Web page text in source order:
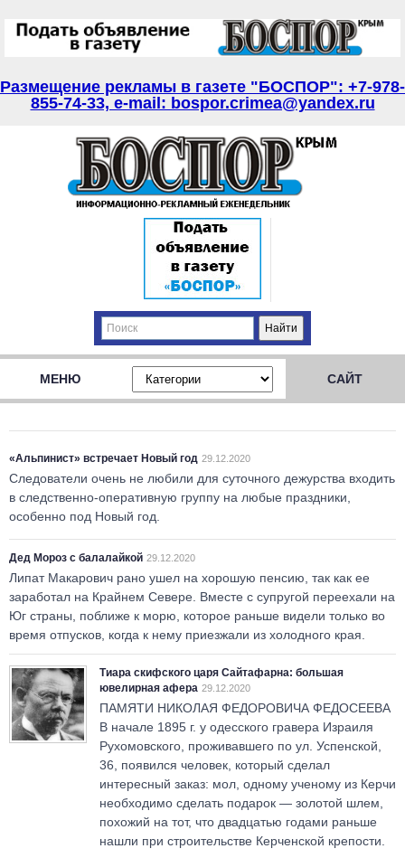
Размещение рекламы в газете "БОСПОР": +7-978-
855-74-33, e-mail: bospor.crimea@yandex.ru
МЕНЮ САЙТ
«Альпинист» встречает Новый год 29.12.2020
Следователи очень не любили для суточного дежурства входить
в следственно-оперативную группу на любые праздники,
особенно под Новый год.
Дед Мороз с балалайкой 29.12.2020
Липат Макарович рано ушел на хорошую пенсию, так как ее
заработал на Крайнем Севере. Вместе с супругой переехали на
Юг страны, поближе к морю, которое раньше видели только во
время отпусков, когда к нему приезжали из холодного края.
Тиара скифского царя Сайтафарна: большая
ювелирная афера 29.12.2020
ПАМЯТИ НИКОЛАЯ ФЕДОРОВИЧА ФЕДОСЕЕВА
В начале 1895 г. у одесского гравера Израиля
Рухомовского, проживавшего по ул. Успенской,
36, появился человек, который сделал
интересный заказ: мол, одному ученому из Керчи
необходимо сделать подарок — золотой шлем,
похожий на тот, что двадцатью годами раньше
нашли при строительстве Керченской крепости.